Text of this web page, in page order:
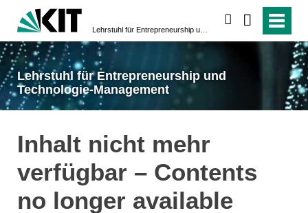
Lehrstuhl für Entrepreneurship und
Technologie-Management
Inhalt nicht mehr
verfügbar – Contents
no longer available